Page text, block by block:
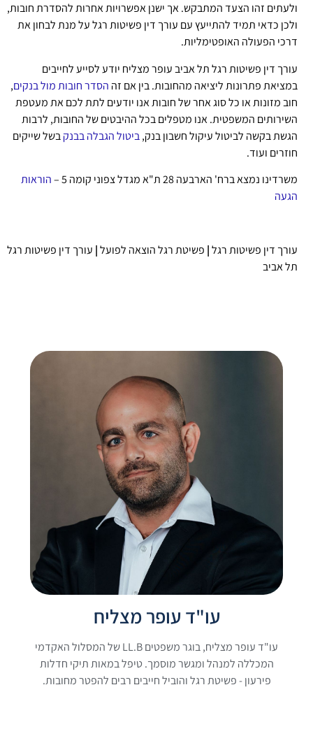
ולעתים זהו הצעד המתבקש. אך ישנן אפשרויות אחרות להסדרת חובות,
ולכן כדאי תמיד להתייעץ עם עורך דין פשיטות רגל על מנת לבחון את
דרכי הפעולה האופטימליות.
עורך דין פשיטות רגל תל אביב עופר מצליח יודע לסייע לחייבים
במציאת פתרונות ליציאה מהחובות. בין אם זה הסדר חובות מול בנקים,
חוב מזונות או כל סוג אחר של חובות אנו יודעים לתת לכם את מעטפת
השירותים המשפטית. אנו מטפלים בכל ההיבטים של החובות, לרבות
הגשת בקשה לביטול עיקול חשבון בנק,ביטול הגבלה בבנקבשל שייקים
חוזרים ועוד.
משרדינו נמצא ברח' הארבעה 28 ת"א מגדל צפוני קומה 5 –
הוראות
הגעה
עורך דין פשיטות רגל| פשיטת רגל הוצאה לפועל| עורך דין פשיטות רגל
תל אביב
עו"ד עופר מצליח
עו"ד עופר מצליח, בוגר משפטים LL.B של המסלול האקדמי
המכללה למנהל ומגשר מוסמך. טיפל במאות תיקי חדלות
פירעון - פשיטת רגל והוביל חייבים רבים להפטר מחובות.